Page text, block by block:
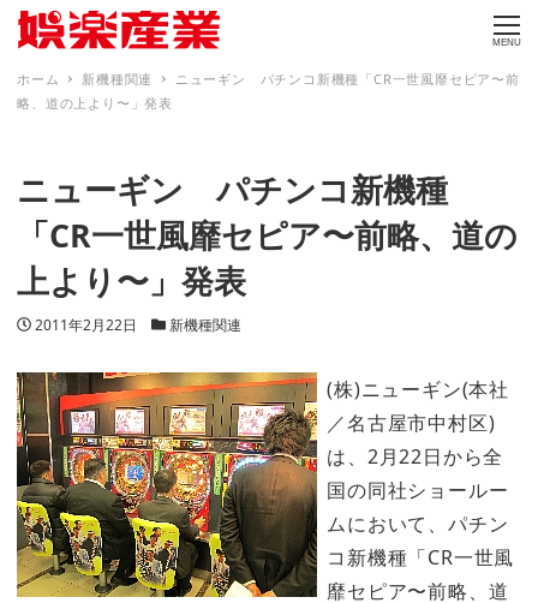
MENU
ホーム 新機種関連
ニューギン パチンコ新機種「CR一世風靡セピア〜前
略、道の上より〜」発表
ニューギン パチンコ新機種
「CR一世風靡セピア〜前略、道の
上より〜」発表
投稿日
2011年2月22日 カテゴリー
新機種関連
(株)ニューギン(本社
／名古屋市中村区)
は、2月22日から全
国の同社ショールー
ムにおいて、パチン
コ新機種「CR一世風
靡セピア〜前略、道